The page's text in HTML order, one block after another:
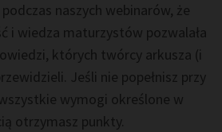
naszych webinarów, że
i wiedza maturzystów pozwalała
których twórcy arkusza (i
Jeśli nie popełnisz przy
wymogi określone w
otrzymasz punkty.